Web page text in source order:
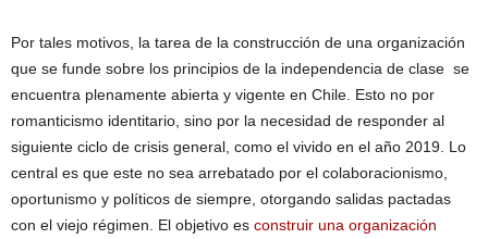
Por tales motivos, la tarea de la construcción de una organización
que se funde sobre los principios de la independencia de clase se
encuentra plenamente abierta y vigente en Chile. Esto no por
romanticismo identitario, sino por la necesidad de responder al
siguiente ciclo de crisis general, como el vivido en el año 2019. Lo
central es que este no sea arrebatado por el colaboracionismo,
oportunismo y políticos de siempre, otorgando salidas pactadas
con el viejo régimen. El objetivo es construir una organización